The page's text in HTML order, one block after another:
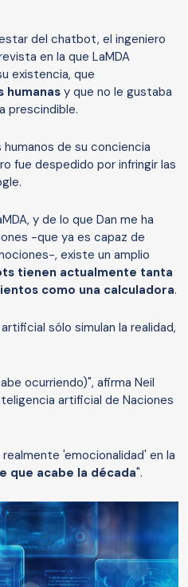
del chatbot, el ingeniero
en la que LaMDA
existencia, que
humanasy que no le gustaba
prescindible.
de su conciencia
fue despedido por infringir las
y de lo que Dan me ha
-que ya es capaz de
, existe un amplio
tienen actualmente tanta
como una calculadora.
sólo simulan la realidad,
ocurriendo)", afirma Neil
artificial de Naciones
'emocionalidad' en la
que acabe la década".